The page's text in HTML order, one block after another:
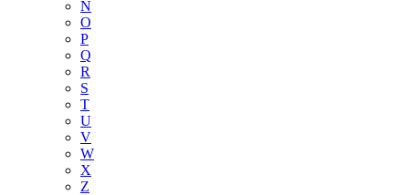
N
O
P
Q
R
S
T
U
V
W
X
Z